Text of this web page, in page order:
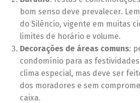
bom senso deve prevalecer.
do Silêncio, vigente em muitas
limites de horário e volume.
Decorações de áreas comuns:
condomínio para as
clima especial, mas deve ser
dos moradores e sem
caixa.